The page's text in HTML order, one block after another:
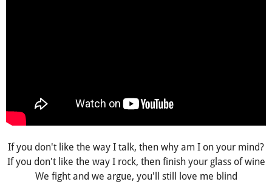
If you don't like the way I talk, then why am I on your mind?
If you don't like the way I rock, then finish your glass of wine
We fight and we argue, you'll still love me blind